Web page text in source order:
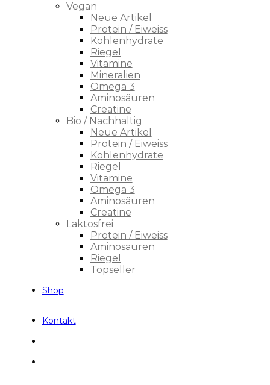
Vegan
Neue Artikel
Protein / Eiweiss
Kohlenhydrate
Riegel
Vitamine
Mineralien
Omega 3
Aminosäuren
Creatine
Bio / Nachhaltig
Neue Artikel
Protein / Eiweiss
Kohlenhydrate
Riegel
Vitamine
Omega 3
Aminosäuren
Creatine
Laktosfrei
Protein / Eiweiss
Aminosäuren
Riegel
Topseller
Shop
Kontakt